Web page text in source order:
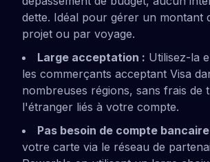
dette. Idéal pour gérer un montant
projet ou par voyage.
Large acceptation : Utilisez-la
les commerçants acceptant Visa
nombreuses régions, sans frais de
l'étranger liés à votre compte.
Pas besoin de compte
votre carte via le réseau de